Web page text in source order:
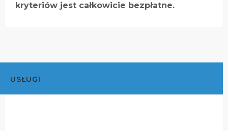
kryteriów jest całkowicie bezpłatne.
USŁUGI